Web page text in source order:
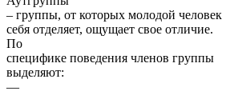
– группы, от которых молодой человек
себя отделяет, ощущает свое отличие.
По
специфике поведения членов группы
выделяют:
—